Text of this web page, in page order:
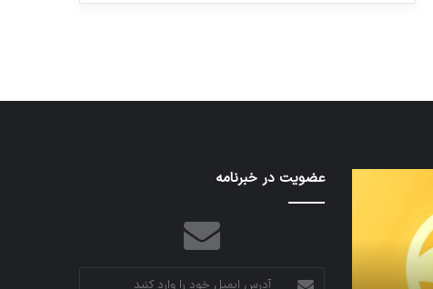
اف‌ای‌تی‌اف
عضویت در خبرنامه
آدرس